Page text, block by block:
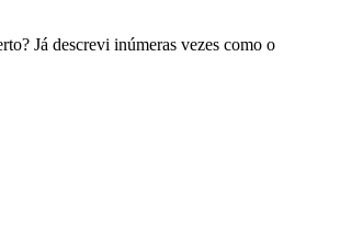
Já descrevi inúmeras vezes como o